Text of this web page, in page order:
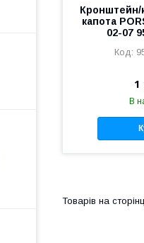
Кронштейн/
капота
02-07
1
В